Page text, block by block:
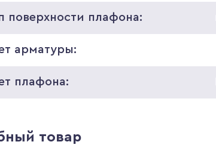
поверхности плафона:
арматуры:
плафона:
товар